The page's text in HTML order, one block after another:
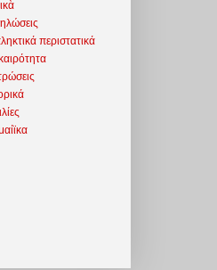
περιστατικά